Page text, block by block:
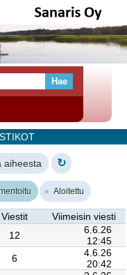
aiheesta ↻
Aloitettu
Viestit
Viimeisin viesti
12
6.6.26
12:45
6
4.6.26
20:42